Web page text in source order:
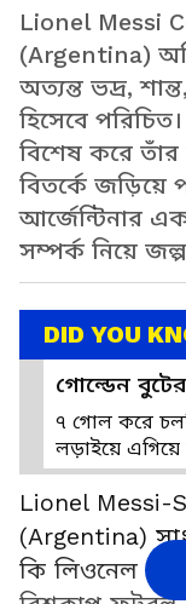
Lionel Messi
(Argentina)
অত্যন্ত ভদ্র,
হিসেবে
বিশেষ করে
বিতর্কে জড়িয়ে
আর্জেন্টিনার এক
সম্পর্ক নিয়ে
DID YOU
গোল্ডেন
৭ গোল করে
লড়াইয়ে এগিয়ে
Lionel Messi-
(Argentina)
কি লিওনেল